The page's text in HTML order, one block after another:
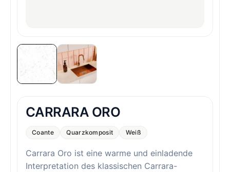
CARRARA ORO
Coante Quarzkomposit Weiß
Carrara Oro ist eine warme und einladende
Interpretation des klassischen Carrara-